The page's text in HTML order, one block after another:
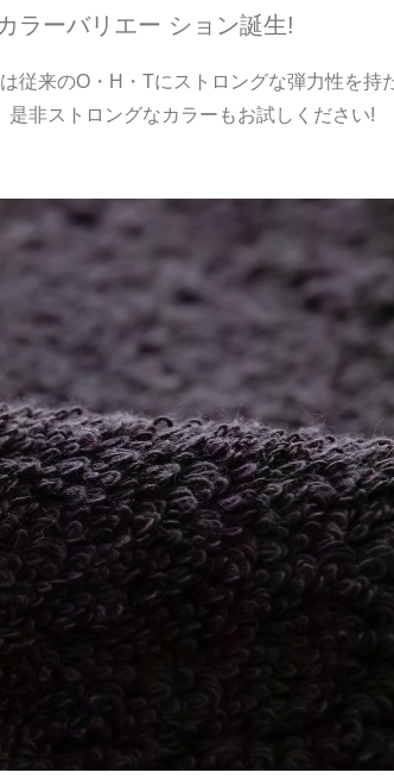
ラーバリエー ション誕生!
従来のO・H・Tにストロングな弾力性を持
是非ストロングなカラーもお試しください!